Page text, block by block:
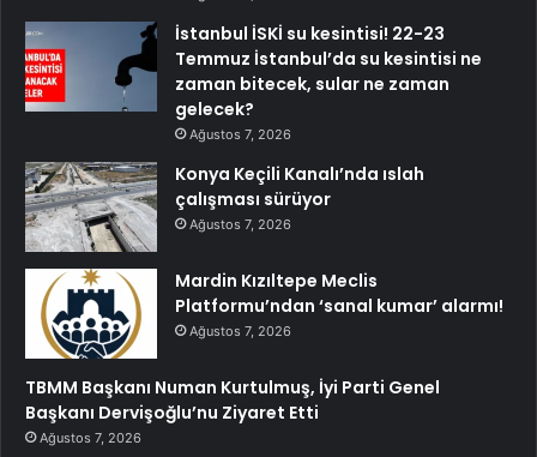
İstanbul İSKİ su kesintisi! 22-23
Temmuz İstanbul’da su kesintisi ne
zaman bitecek, sular ne zaman
gelecek?
Ağustos 7, 2026
Konya Keçili Kanalı’nda ıslah
çalışması sürüyor
Ağustos 7, 2026
Mardin Kızıltepe Meclis
Platformu’ndan ‘sanal kumar’ alarmı!
Ağustos 7, 2026
TBMM Başkanı Numan Kurtulmuş, İyi Parti Genel
Başkanı Dervişoğlu’nu Ziyaret Etti
Ağustos 7, 2026